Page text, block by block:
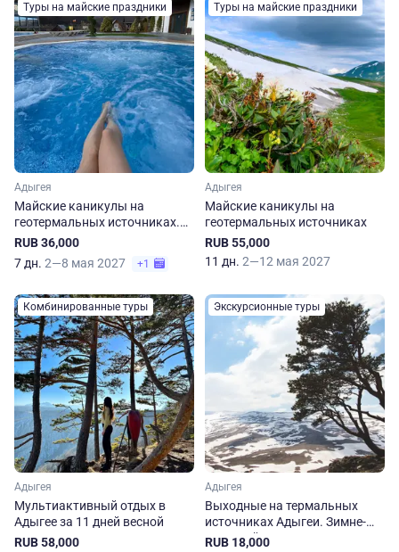
Туры на майские праздники
Адыгея
Майские каникулы на
геотермальных источниках.
Неделя в Адыгее
RUB 36,000
7 дн. 2—8 мая 2027 +1
Туры на майские праздники
Адыгея
Майские каникулы на
геотермальных источниках
RUB 55,000
11 дн. 2—12 мая 2027
Комбинированные туры
Адыгея
Мультиактивный отдых в
Адыгее за 11 дней весной
RUB 58,000
Экскурсионные туры
Адыгея
Выходные на термальных
источниках Адыгеи. Зимне-
весенний отдых
RUB 18,000